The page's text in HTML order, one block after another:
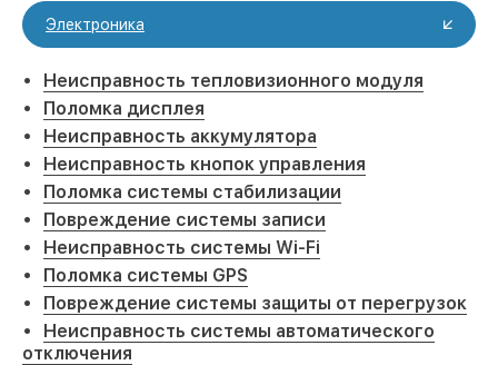
Электроника
Неисправность тепловизионного модуля
Поломка дисплея
Неисправность аккумулятора
Неисправность кнопок управления
Поломка системы стабилизации
Повреждение системы записи
Неисправность системы Wi-Fi
Поломка системы GPS
Повреждение системы защиты от перегрузок
Неисправность системы автоматического
отключения